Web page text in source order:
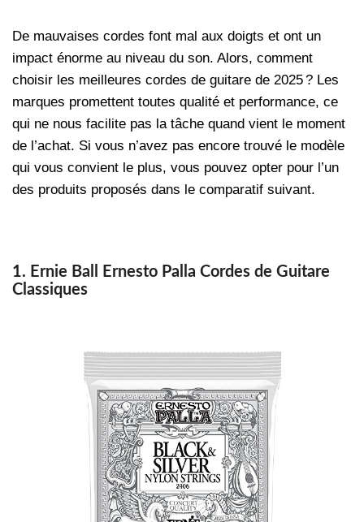
De mauvaises cordes font mal aux doigts et ont un
impact énorme au niveau du son. Alors, comment
choisir les meilleures cordes de guitare de 2025 ? Les
marques promettent toutes qualité et performance, ce
qui ne nous facilite pas la tâche quand vient le moment
de l’achat. Si vous n’avez pas encore trouvé le modèle
qui vous convient le plus, vous pouvez opter pour l’un
des produits proposés dans le comparatif suivant.
1. Ernie Ball Ernesto Palla Cordes de Guitare
Classiques